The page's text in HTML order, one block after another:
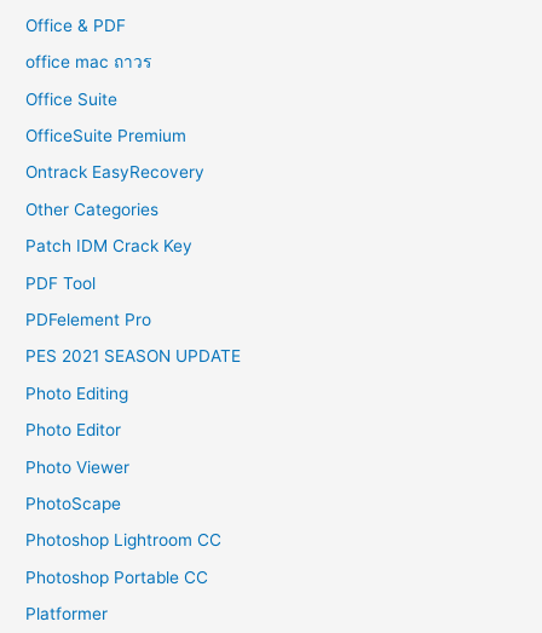
Office & PDF
office mac ถาวร
Office Suite
OfficeSuite Premium
Ontrack EasyRecovery
Other Categories
Patch IDM Crack Key
PDF Tool
PDFelement Pro
PES 2021 SEASON UPDATE
Photo Editing
Photo Editor
Photo Viewer
PhotoScape
Photoshop Lightroom CC
Photoshop Portable CC
Platformer